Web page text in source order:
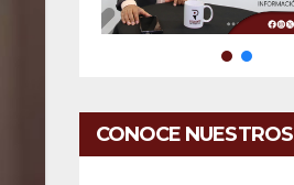
CONOCE NUESTROS